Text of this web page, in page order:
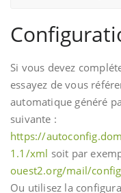
Si vous devez
essayez de vous
automatique généré
suivante :
https://
1.1/xml soit par
ouest2.org/mail/
Ou utilisez la